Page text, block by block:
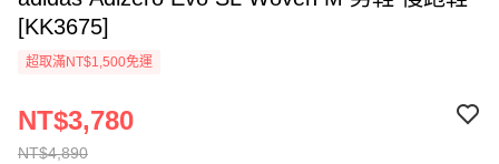
[KK3675]
超取滿NT$1,500免運
NT$4,890
NT$3,780